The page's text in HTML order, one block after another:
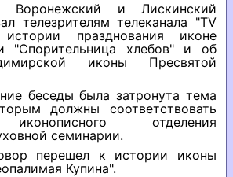
Воронежский и Лискинский
телезрителям телеканала "TV
празднования иконе
"Спорительница хлебов" и об
иконы Пресвятой
беседы была затронута тема
должны соответствовать
отделения
семинарии.
перешел к истории иконы
Купина".